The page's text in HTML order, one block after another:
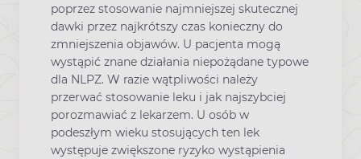
poprzez stosowanie najmniejszej skutecznej
dawki przez najkrótszy czas konieczny do
zmniejszenia objawów. U pacjenta mogą
wystąpić znane działania niepożądane typowe
dla NLPZ. W razie wątpliwości należy
przerwać stosowanie leku i jak najszybciej
porozmawiać z lekarzem. U osób w
podeszłym wieku stosujących ten lek
występuje zwiększone ryzyko wystąpienia